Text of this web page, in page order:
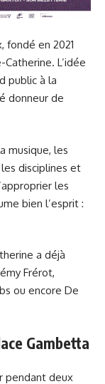
fondé en 2021
L’idée
public à la
donneur de
musique, les
disciplines et
les
bien l’esprit :
a déjà
Frérot,
ou encore De
Gambetta
pendant deux